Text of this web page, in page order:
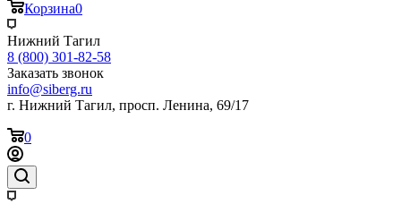
Корзина0
Нижний Тагил
8 (800) 301-82-58
Заказать звонок
info@siberg.ru
г. Нижний Тагил, просп. Ленина, 69/17
0